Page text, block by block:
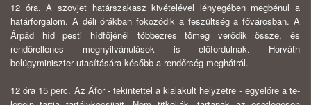
12 óra. A szovjet határszakasz kivételével lényegében megbénul a
határ­forgalom. A déli órákban fokozódik a feszültség a fővárosban. A
Árpád híd pesti hídfőjénél többezres tömeg verődik össze, és
rendőrellenes megnyilvánulások is előfordulnak. Horváth
belügyminiszter utasítására később a rendőrség meg­hátrál.
12 óra 15 perc. Az Áfor - tekintettel a kialakult helyzetre - egyelőre a te­